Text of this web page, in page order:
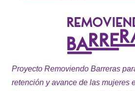
Proyecto Removiendo Barreras
retención y avance de las mujeres